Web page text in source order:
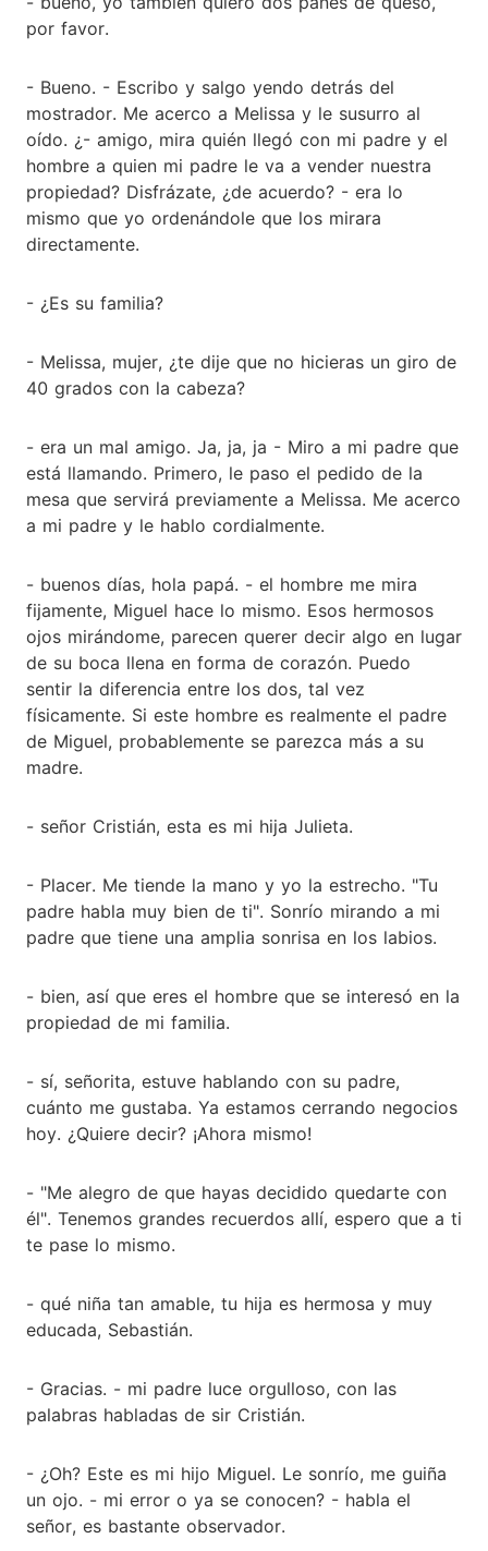
por favor.
- Bueno. - Escribo y salgo yendo detrás del
mostrador. Me acerco a Melissa y le susurro al
oído. ¿- amigo, mira quién llegó con mi padre y el
hombre a quien mi padre le va a vender nuestra
propiedad? Disfrázate, ¿de acuerdo? - era lo
mismo que yo ordenándole que los mirara
directamente.
- ¿Es su familia?
- Melissa, mujer, ¿te dije que no hicieras un giro de
40 grados con la cabeza?
- era un mal amigo. Ja, ja, ja - Miro a mi padre que
está llamando. Primero, le paso el pedido de la
mesa que servirá previamente a Melissa. Me acerco
a mi padre y le hablo cordialmente.
- buenos días, hola papá. - el hombre me mira
fijamente, Miguel hace lo mismo. Esos hermosos
ojos mirándome, parecen querer decir algo en lugar
de su boca llena en forma de corazón. Puedo
sentir la diferencia entre los dos, tal vez
físicamente. Si este hombre es realmente el padre
de Miguel, probablemente se parezca más a su
madre.
- señor Cristián, esta es mi hija Julieta.
- Placer. Me tiende la mano y yo la estrecho. "Tu
padre habla muy bien de ti". Sonrío mirando a mi
padre que tiene una amplia sonrisa en los labios.
- bien, así que eres el hombre que se interesó en la
propiedad de mi familia.
- sí, señorita, estuve hablando con su padre,
cuánto me gustaba. Ya estamos cerrando negocios
hoy. ¿Quiere decir? ¡Ahora mismo!
- "Me alegro de que hayas decidido quedarte con
él". Tenemos grandes recuerdos allí, espero que a ti
te pase lo mismo.
- qué niña tan amable, tu hija es hermosa y muy
educada, Sebastián.
- Gracias. - mi padre luce orgulloso, con las
palabras habladas de sir Cristián.
- ¿Oh? Este es mi hijo Miguel. Le sonrío, me guiña
un ojo. - mi error o ya se conocen? - habla el
señor, es bastante observador.